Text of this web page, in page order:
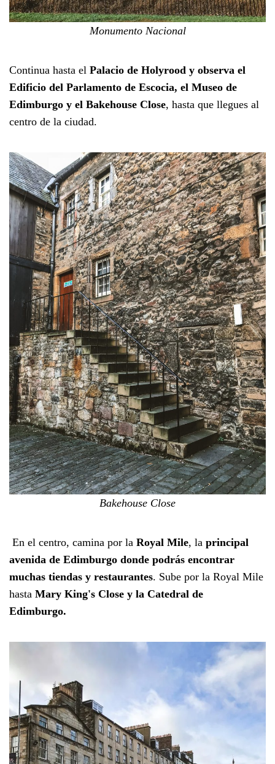
Monumento Nacional
Continua hasta el Palacio de Holyrood y observa el
Edificio del Parlamento de Escocia, el Museo de
Edimburgo y el Bakehouse Close, hasta que llegues al
centro de la ciudad.
Bakehouse Close
En el centro, camina por la Royal Mile, la principal
avenida de Edimburgo donde podrás encontrar
muchas tiendas y restaurantes. Sube por la Royal Mile
hasta Mary King's Close y la Catedral de
Edimburgo.